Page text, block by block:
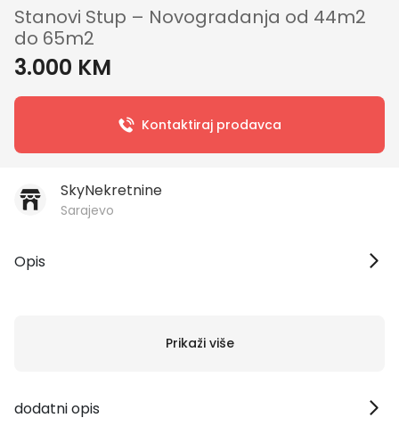
Stanovi Stup – Novogradanja od 44m2
do 65m2
3.000 KM
Kontaktiraj prodavca
SkyNekretnine
Sarajevo
Opis
Prikaži više
dodatni opis